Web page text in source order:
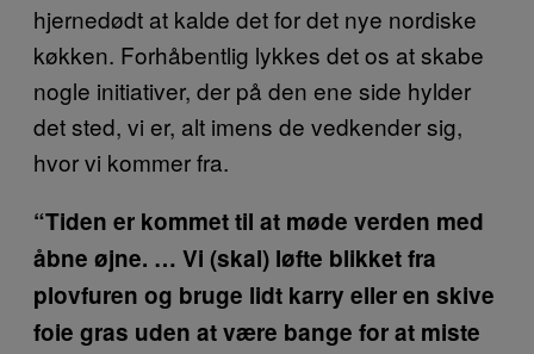
hjernedødt at kalde det for det nye nordiske
køkken. Forhåbentlig lykkes det os at skabe
nogle initiativer, der på den ene side hylder
det sted, vi er, alt imens de vedkender sig,
hvor vi kommer fra.
“Tiden er kommet til at møde verden med
åbne øjne. … Vi (skal) løfte blikket fra
plovfuren og bruge lidt karry eller en skive
foie gras uden at være bange for at miste